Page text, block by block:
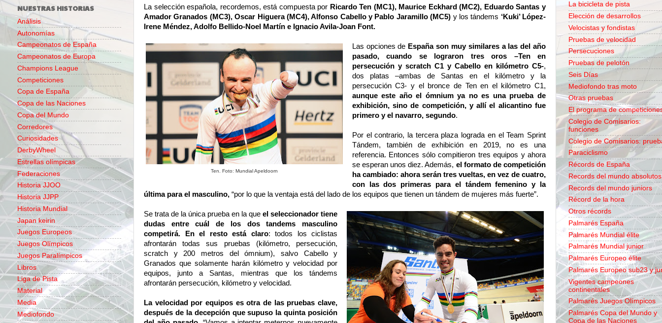
La selección española, recordemos, está compuesta por Ricardo Ten (MC1), Maurice Eckhard (MC2), Eduardo Santas y
Amador Granados (MC3), Oscar Higuera (MC4), Alfonso Cabello y Pablo Jaramillo (MC5) y los tándems ‘Kuki’ López-
Irene Méndez, Adolfo Bellido-Noel Martín e Ignacio Avila-Joan Font.
Ten. Foto: Mundial Apeldoorn
Las opciones de España son muy similares a las del año
pasado, cuando se lograron tres oros –Ten en
persecución y scratch C1 y Cabello en kilómetro C5-,
dos platas –ambas de Santas en el kilómetro y la
persecución C3- y el bronce de Ten en el kilómetro C1,
aunque este año el ómnium ya no es una prueba de
exhibición, sino de competición, y allí el alicantino fue
primero y el navarro, segundo.
Por el contrario, la tercera plaza lograda en elTeam Sprint
Tándem, también de exhibición en 2019, no es una
referencia. Entonces sólo compitieron tres equipos y ahora
se esperan unos diez. Además, el formato de competición
ha cambiado: ahora serán tres vueltas, en vez de cuatro,
con las dos primeras para el tándem femenino y la
última para el masculino, “por lo que la ventaja está del lado de los equipos que tienen un tándem de mujeres más fuerte”.
Se trata de la única prueba en la queel seleccionador tiene
dudas entre cuál de los dos tandems masculino
competirá. En el resto está claro: todos los ciclistas
afrontarán todas sus pruebas (kilómetro, persecución,
scratch y 200 metros del ómnium), salvo Cabello y
Granados que solamente harán kilómetro y velocidad por
equipos, junto a Santas, mientras que los tándems
afrontarán persecución, kilómetro y velocidad.
La velocidad por equipos es otra de las pruebas clave,
después de la decepción que supuso la quinta posición
NUESTRAS HISTORIAS
Análisis
Autonomías
Campeonatos de España
Campeonatos de Europa
Champions League
Competiciones
Copa de España
Copa de las Naciones
Copa del Mundo
Corredores
Curiosidades
DerbyWheel
Estrellas olímpicas
Federaciones
Historia JJOO
Historia JJPP
Historia Mundial
Japan keirin
Juegos Europeos
Juegos Olímpicos
Juegos Paralímpicos
Libros
Liga de Pista
Material
Media
Mediofondo
La bicicleta de pista
Elección de desarrollos
Velocistas y fondistas
Pruebas de velocidad
Persecuciones
Pruebas de pelotón
Seis Días
Mediofondo tras moto
Otras pruebas
El programa de
Colegio de Comisarios:
funciones
Colegio de Comisarios:
Paraciclismo
Récords de España
Records del mundo absolutos
Records del mundo juniors
Récord de la hora
Otros récords
Palmarés España
Palmarés Mundial élite
Palmarés Mundial junior
Palmarés Europeo élite
Palmarés Europeo sub23 y
Vigentes campeones
continentales
Palmarés Juegos Olímpicos
Palmarés Copa del Mundo y
Copa de las Naciones